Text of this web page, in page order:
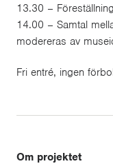
13.30 –
14.00 – Samtal
modereras av
Fri entré, ingen
Om projektet